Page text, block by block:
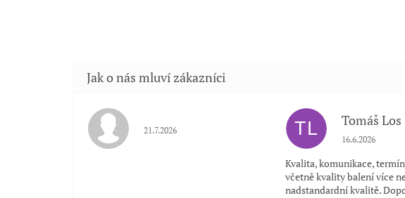
Hodnocení obchodu je 5 z 5 hvězdiček.
21.7.2026 TL Tomáš Los
Hodnocení
16.6.2026
Kvalita, komunikace,
včetně kvality balení více
nadstandardní kvalitě.